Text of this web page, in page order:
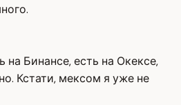
на Бинансе, есть на Окексе,
Кстати, мексом я уже не